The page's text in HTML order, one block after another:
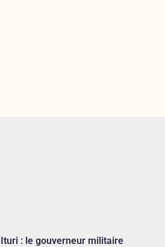
Ituri : le gouverneur militaire